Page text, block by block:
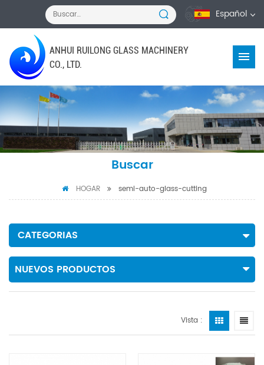
Español
ANHUI RUILONG GLASS MACHINERY
CO., LTD.
Buscar
HOGAR semi-auto-glass-cutting
CATEGORIAS
NUEVOS PRODUCTOS
Vista :